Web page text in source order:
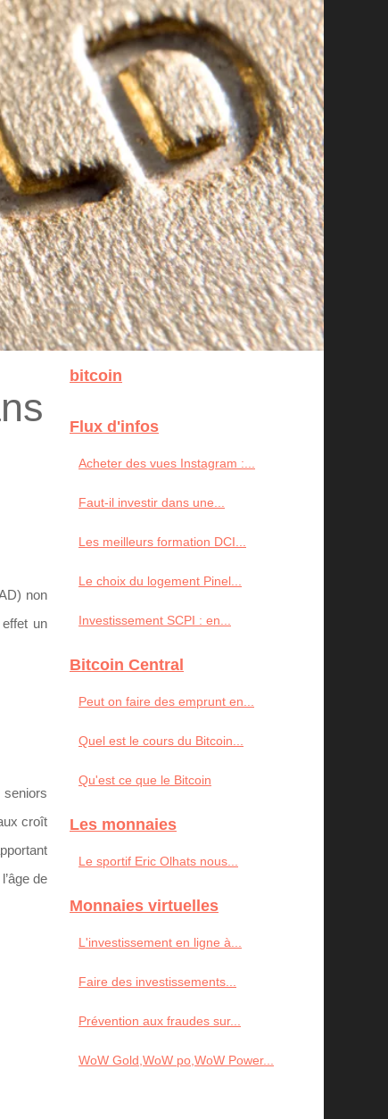
non
un
seniors
croît
de
bitcoin
Flux d'infos
Acheter des vues Instagram :...
Faut-il investir dans une...
Les meilleurs formation DCI...
Le choix du logement Pinel...
Investissement SCPI : en...
Bitcoin Central
Peut on faire des emprunt en...
Quel est le cours du Bitcoin...
Qu'est ce que le Bitcoin
Les monnaies
Le sportif Eric Olhats nous...
Monnaies virtuelles
L'investissement en ligne à...
Faire des investissements...
Prévention aux fraudes sur...
WoW Gold,WoW po,WoW Power...